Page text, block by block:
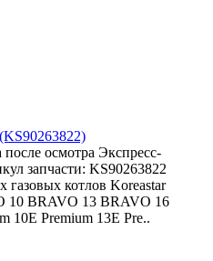
осмотра Экспресс-
запчасти: KS90263822
газовых котлов Koreastar
10 BRAVO 13 BRAVO 16
10E Premium 13E Pre..